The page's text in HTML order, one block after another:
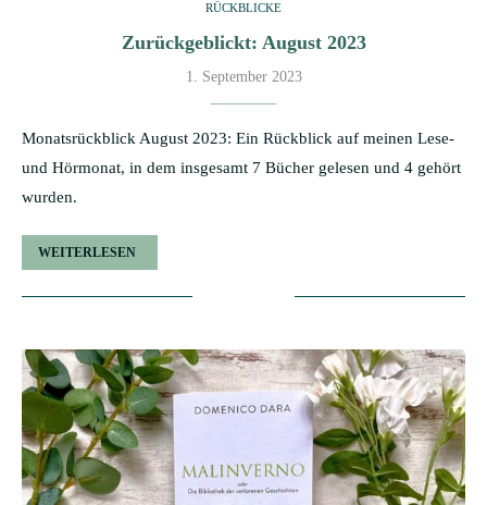
RÜCKBLICKE
Zurückgeblickt: August 2023
1. September 2023
Monatsrückblick August 2023: Ein Rückblick auf meinen Lese-
und Hörmonat, in dem insgesamt 7 Bücher gelesen und 4 gehört
wurden.
WEITERLESEN